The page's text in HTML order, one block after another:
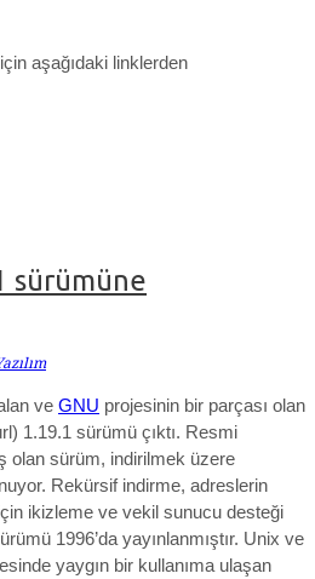
aşağıdaki linklerden
sürümüne
ve GNU projesinin bir parçası olan
1.19.1 sürümü çıktı. Resmi
olan sürüm, indirilmek üzere
Rekürsif indirme, adreslerin
ikizleme ve vekil sunucu desteği
1996’da yayınlanmıştır. Unix ve
yaygın bir kullanıma ulaşan